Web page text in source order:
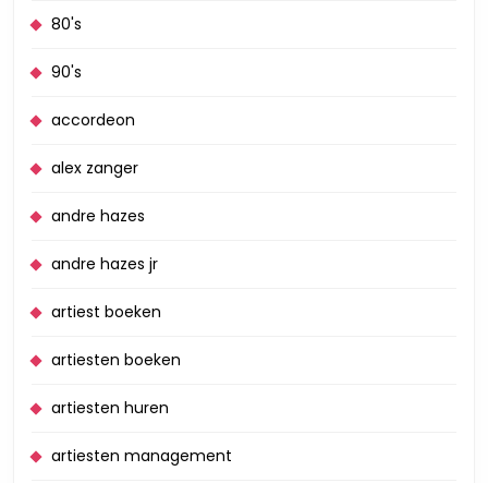
80's
90's
accordeon
alex zanger
andre hazes
andre hazes jr
artiest boeken
artiesten boeken
artiesten huren
artiesten management